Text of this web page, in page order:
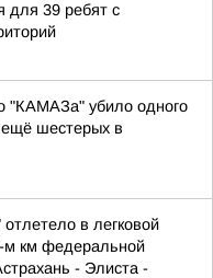
для 39 ребят с
"КАМАЗа" убило одного
шестерых в
в легковой
м км федеральной
- Элиста -